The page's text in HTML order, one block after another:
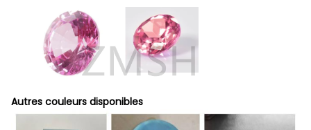
Autres couleurs disponibles